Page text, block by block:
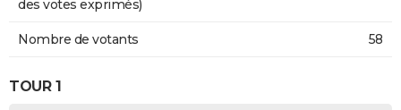
des votes exprimés)
Nombre de votants 58
TOUR 1